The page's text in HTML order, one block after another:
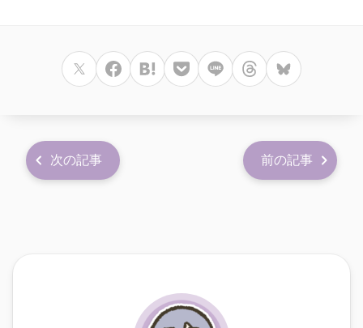
次の記事 前の記事